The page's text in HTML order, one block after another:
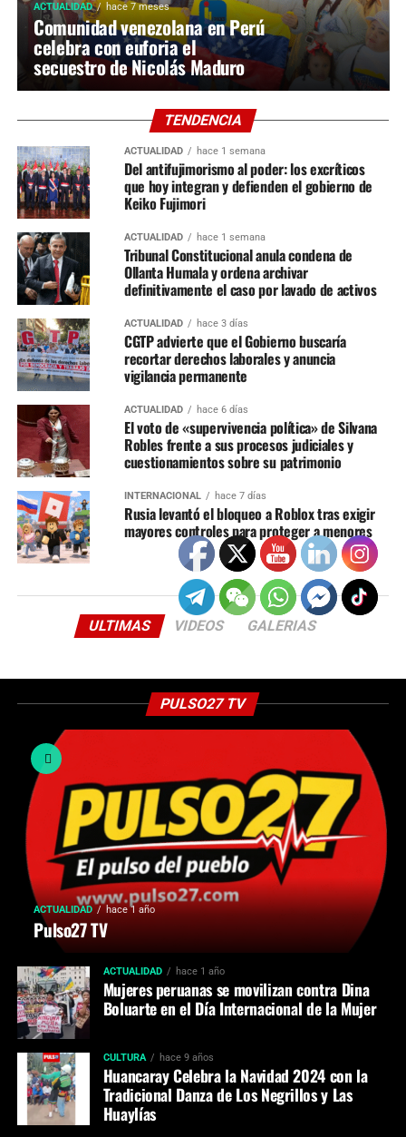
ACTUALIDAD hace 7 meses
Comunidad venezolana en Perú
celebra con euforia el
secuestro de Nicolás Maduro
TENDENCIA
ACTUALIDAD hace 1 semana
Del antifujimorismo al poder: los excríticos
que hoy integran y defienden el gobierno de
Keiko Fujimori
ACTUALIDAD hace 1 semana
Tribunal Constitucional anula condena de
Ollanta Humala y ordena archivar
definitivamente el caso por lavado de activos
ACTUALIDAD hace 3 días
CGTP advierte que el Gobierno buscaría
recortar derechos laborales y anuncia
vigilancia permanente
ACTUALIDAD hace 6 días
El voto de «supervivencia política» de Silvana
Robles frente a sus procesos judiciales y
cuestionamientos sobre su patrimonio
INTERNACIONAL hace 7 días
Rusia levantó el bloqueo a Roblox tras exigir
mayores controles para proteger a menores
ULTIMAS VIDEOS GALERIAS
PULSO27 TV
ACTUALIDAD hace 1 año
Pulso27 TV
ACTUALIDAD hace 1 año
Mujeres peruanas se movilizan contra Dina
Boluarte en el Día Internacional de la Mujer
CULTURA hace 9 años
Huancaray Celebra la Navidad 2024 con la
Tradicional Danza de Los Negrillos y Las
Huaylías